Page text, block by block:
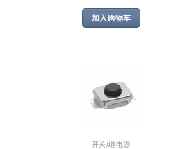
加入购物车
开关/继电器